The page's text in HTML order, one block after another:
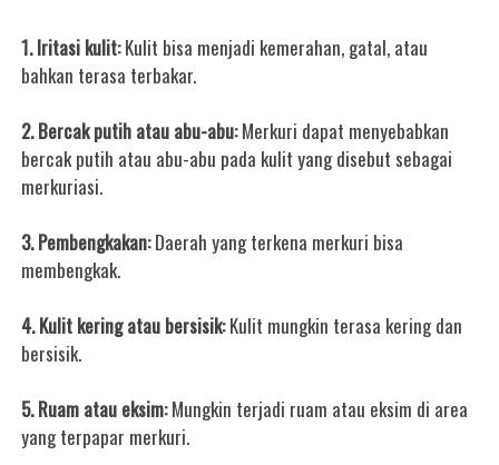
1. Iritasi kulit:Kulit bisa menjadi kemerahan, gatal, atau
bahkan terasa terbakar.
2. Bercak putih atau abu-abu:Merkuri dapat menyebabkan
bercak putih atau abu-abu pada kulit yang disebut sebagai
merkuriasi.
3. Pembengkakan:Daerah yang terkena merkuri bisa
membengkak.
4. Kulit kering atau bersisik:Kulit mungkin terasa kering dan
bersisik.
5. Ruam atau eksim:Mungkin terjadi ruam atau eksim di area
yang terpapar merkuri.